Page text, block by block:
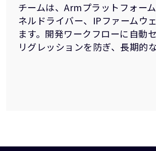
チームは、Armプラットフォー
ネルドライバー、IPファームウ
ます。開発ワークフローに自動
リグレッションを防ぎ、長期的